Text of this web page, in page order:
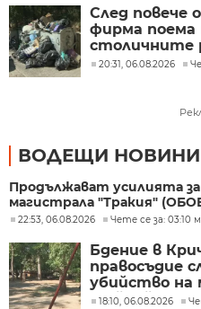
След повече
фирма поема
столичните
"Подуяне" и
20:31, 06.08.2026
ВОДЕЩИ НОВИНИ
Продължават усилията
магистрала "Тракия"
22:53, 06.08.2026 Чете се за: 03:10
Бдение в
правосъдие
убийство на
18:10, 06.08.2026